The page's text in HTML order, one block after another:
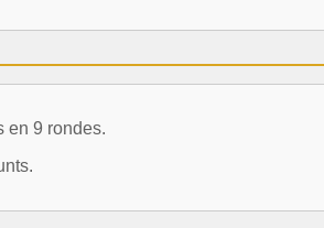
en 9 rondes.